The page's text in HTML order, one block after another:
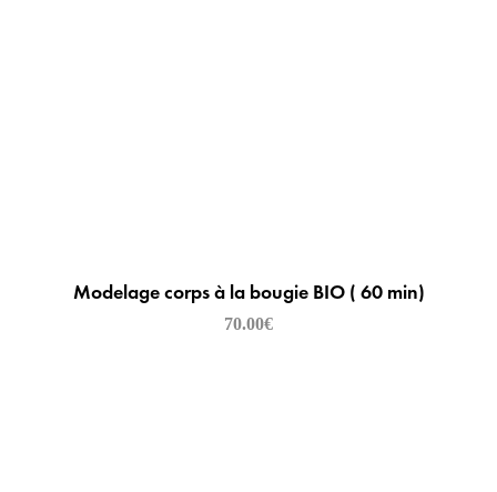
Modelage corps à la bougie BIO ( 60 min)
70.00€